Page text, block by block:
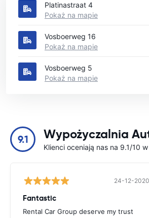
Platinastraat 4
Pokaż na mapie
Vosboerweg 16
Pokaż na mapie
Vosboerweg 5
Pokaż na mapie
9.1 Wypożyczalnia
Klienci oceniają nas na 9.1/10
24-12-2020
Fantastic
Rental Car Group deserve my trust